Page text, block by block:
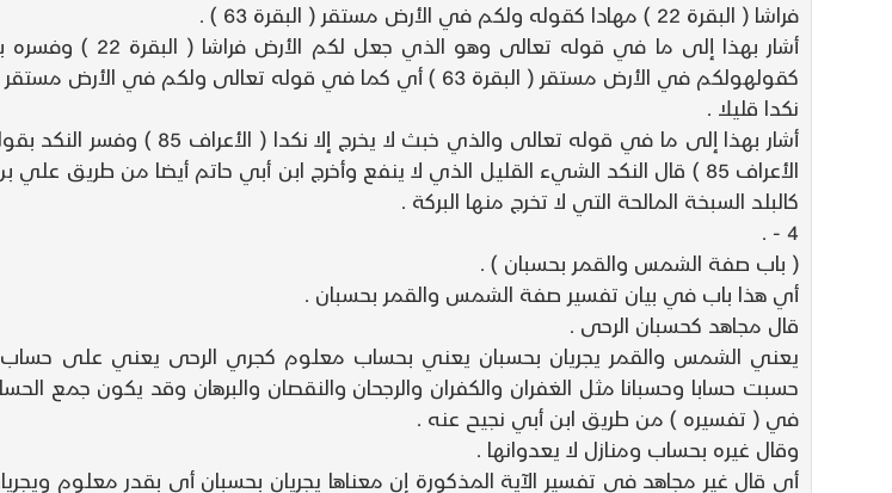
فراشا ( البقرة 22 ) مهادا كقوله ولكم في الأرض مستقر ( البقرة 63 ) .
أشار بهذا إلى ما
كقولهولكم في الأرض مستقر ( البقرة 63 ) أي كما في قوله تعالى ولكم في الأرض مستقر ( البقرة 63 ) أي موضع قرار وهو بمعنى المهاد .
نكدا قليلا .
أشار بهذا إلى ما في قوله
الأعراف 85 ) قال النكد الشيء القليل الذي لا ينفع وأخرج ابن أبي حاتم أيضا من
كالبلد السبخة المالحة التي لا تخرج منها البركة .
4 - .
( باب صفة الشمس والقمر بحسبان ) .
أي هذا باب في بيان تفسير صفة الشمس والقمر بحسبان .
قال مجاهد كحسبان الرحى .
يعني الشمس والقمر يجريان بحسبان يعني بحساب معلوم كجري الرحى يعني على حساب
حسبت حسابا وحسبانا مثل الغفران والكفران والرجحان والنقصان والبرهان وقد يكون جمع
في ( تفسيره ) من طريق ابن أبي نجيح عنه .
وقال غيره بحساب ومنازل لا يعدوانها .
أي قال غير مجاهد في تفسير الآية المذكورة إن معناها يجريان بحسبان أي بقدر معلوم